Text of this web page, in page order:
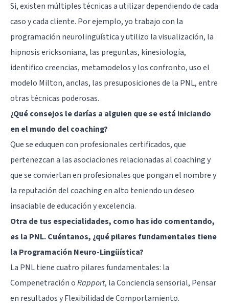
Si, existen múltiples técnicas a utilizar dependiendo de cada
caso y cada cliente. Por ejemplo, yo trabajo con la
programación neurolingüística y utilizo la visualización, la
hipnosis ericksoniana, las preguntas, kinesiología,
identifico creencias, metamodelos y los confronto, uso el
modelo Milton, anclas, las presuposiciones de la PNL, entre
otras técnicas poderosas.
¿Qué consejos le darías a alguien que se está iniciando
en el mundo del coaching?
Que se eduquen con profesionales certificados, que
pertenezcan a las asociaciones relacionadas al coaching y
que se conviertan en profesionales que pongan el nombre y
la reputación del coaching en alto teniendo un deseo
insaciable de educación y excelencia.
Otra de tus especialidades, como has ido comentando,
es la PNL. Cuéntanos, ¿qué pilares fundamentales tiene
la Programación Neuro-Lingüística?
La PNL tiene cuatro pilares fundamentales: la
Compenetración oRapport, la Conciencia sensorial, Pensar
en resultados y Flexibilidad de Comportamiento.